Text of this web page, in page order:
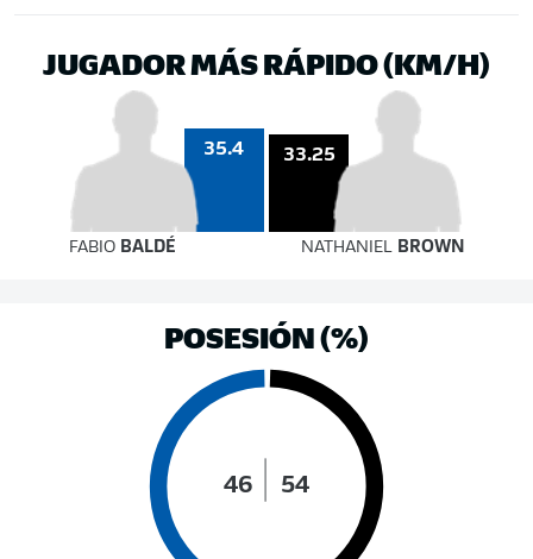
JUGADOR MÁS RÁPIDO (KM/H)
35.4 33.25
FABIO BALDÉ NATHANIEL BROWN
POSESIÓN (%)
46 54